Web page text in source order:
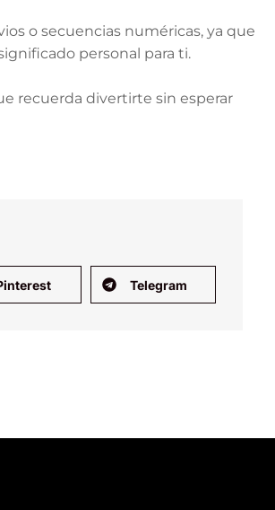
o secuencias numéricas, ya que
personal para ti.
recuerda divertirte sin esperar
Telegram